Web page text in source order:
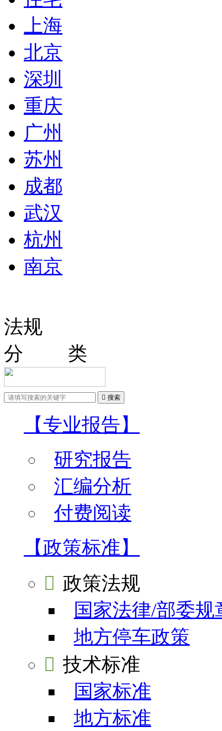
上海
北京
深圳
重庆
广州
苏州
成都
武汉
杭州
南京
法规
分 类
 搜索
【专业报告】
研究报告
汇编分析
付费阅读
【政策标准】
 政策法规
国家法律/部委规
地方停车政策
 技术标准
国家标准
地方标准